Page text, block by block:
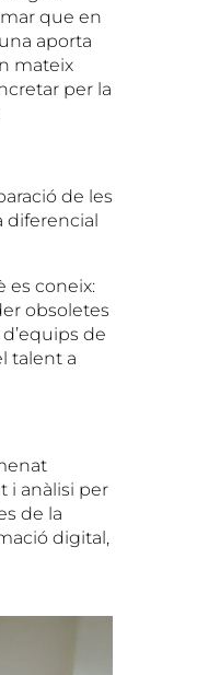
que en
aporta
mateix
per la
de les
diferencial
es coneix:
obsoletes
de
talent a
i anàlisi per
de la
digital,